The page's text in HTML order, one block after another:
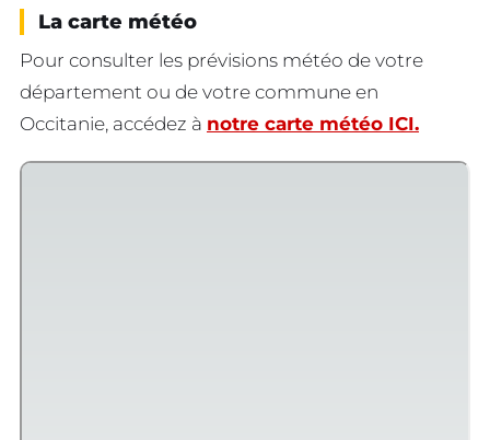
La carte météo
Pour consulter les prévisions météo de votre
département ou de votre commune en
Occitanie, accédez à notre carte météo ICI.